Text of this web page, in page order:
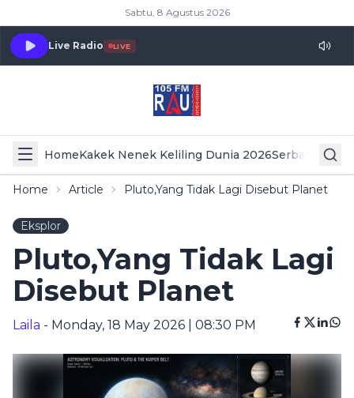
Sabtu, 8 Agustus 2026
Live Radio LIVE
HomeKakek Nenek Keliling Dunia 2026Serba Serbi
Home Article Pluto,Yang Tidak Lagi Disebut Planet
Eksplor
Pluto,Yang Tidak Lagi
Disebut Planet
Laila - Monday, 18 May 2026 | 08:30 PM